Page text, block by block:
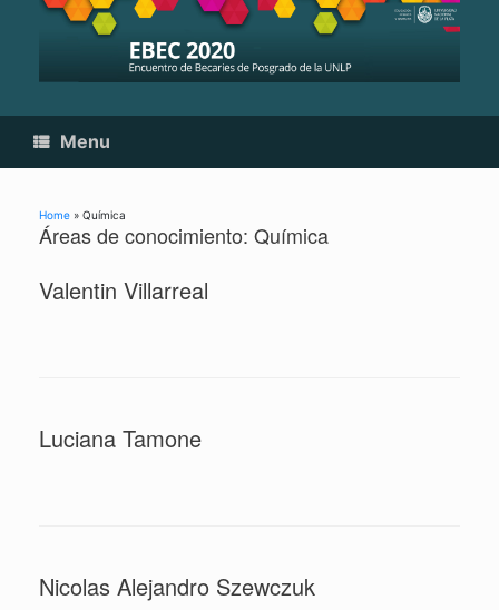
Menu
Home » Química
Áreas de conocimiento: Química
Valentin Villarreal
Luciana Tamone
Nicolas Alejandro Szewczuk